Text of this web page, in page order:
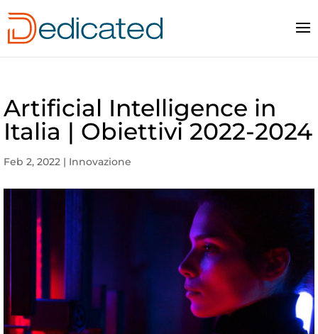
Artificial Intelligence in
Italia | Obiettivi 2022-2024
Feb 2, 2022 | Innovazione